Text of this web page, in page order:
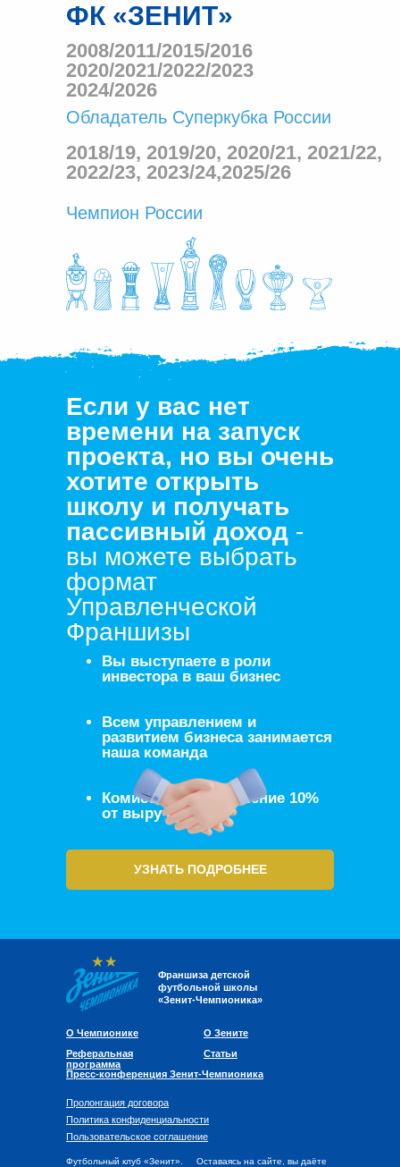
ФК «ЗЕНИТ»
2008/2011/2015/2016
2020/2021/2022/2023
2024/2026
Обладатель Суперкубка России
2018/19, 2019/20, 2020/21, 2021/22,
2022/23, 2023/24,2025/26
Чемпион России
УЗНАТЬ ПОДРОБНЕЕ
Если у вас нет
времени на запуск
проекта, но вы очень
хотите открыть
школу и получать
пассивный доход -
вы можете выбрать
формат
Управленческой
Франшизы
Вы выступаете в роли
инвестора в ваш бизнес
Всем управлением и
развитием бизнеса занимается
наша команда
Комиссия за управление 10%
от выручки
Франшиза детской
футбольной школы
«Зенит-Чемпионика»
О Чемпионике
Пресс-конференция Зенит-Чемпионика
О Зените
Политика конфиденциальности
Пользовательское соглашение
Футбольный клуб «Зенит».
Реферальная
программа
Статьи
Пролонгация договора
Оставаясь на сайте, вы даёте